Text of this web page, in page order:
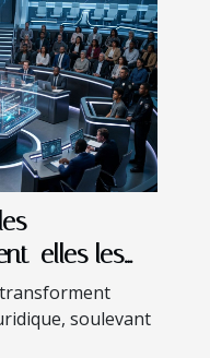
elles les
?
soulevant